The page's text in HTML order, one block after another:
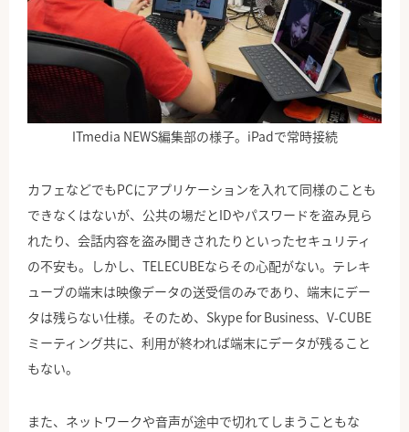
ITmedia NEWS編集部の様子。iPadで常時接続
カフェなどでもPCにアプリケーションを入れて同様のことも
できなくはないが、公共の場だとIDやパスワードを盗み見ら
れたり、会話内容を盗み聞きされたりといったセキュリティ
の不安も。しかし、TELECUBEならその心配がない。テレキ
ューブの端末は映像データの送受信のみであり、端末にデー
タは残らない仕様。そのため、Skype for Business、V-CUBE
ミーティング共に、利用が終われば端末にデータが残ること
もない。
また、ネットワークや音声が途中で切れてしまうこともな